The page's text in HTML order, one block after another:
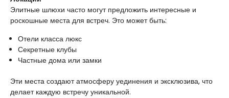
Элитные шлюхи часто могут предложить интересные и
роскошные места для встреч. Это может быть:
Отели класса люкс
Секретные клубы
Частные дома или замки
Эти места создают атмосферу уединения и эксклюзива, что
делает каждую встречу уникальной.